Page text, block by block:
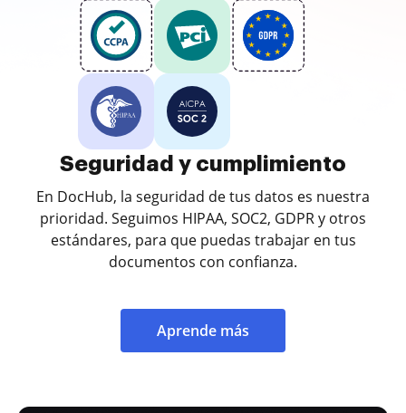
Seguridad y cumplimiento
En DocHub, la seguridad de tus datos es nuestra
prioridad. Seguimos HIPAA, SOC2, GDPR y otros
estándares, para que puedas trabajar en tus
documentos con confianza.
Aprende más